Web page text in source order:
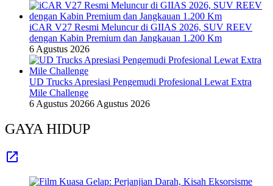
iCAR V27 Resmi Meluncur di GIIAS 2026, SUV REEV
dengan Kabin Premium dan Jangkauan 1.200 Km
6 Agustus 2026
UD Trucks Apresiasi Pengemudi Profesional Lewat Extra
Mile Challenge
6 Agustus 20266 Agustus 2026
GAYA HIDUP